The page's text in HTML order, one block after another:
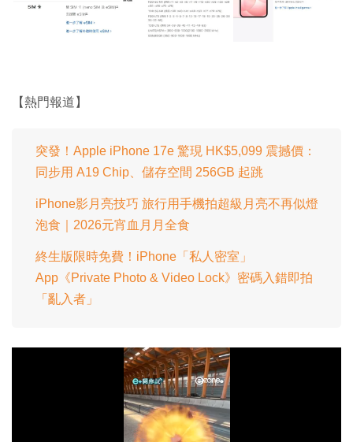
【熱門報道】
突發！Apple iPhone 17e 驚現 HK$5,099 震撼價：
同步用 A19 Chip、儲存空間 256GB 起跳
iPhone影月亮技巧 旅行用手機拍超級月亮不再似燈
泡食｜2026元宵血月月全食
終生版限時免費！iPhone「私人密室」
App《Private Photo & Video Lock》密碼入錯即拍
「亂入者」